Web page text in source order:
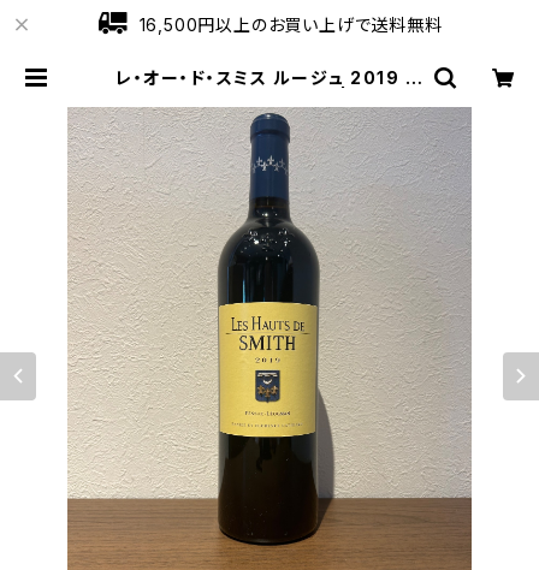
16,500円以上のお買い上げで送料無料
レ・オー・ド・スミス ルージュ 2019 ペ
ョップローブ